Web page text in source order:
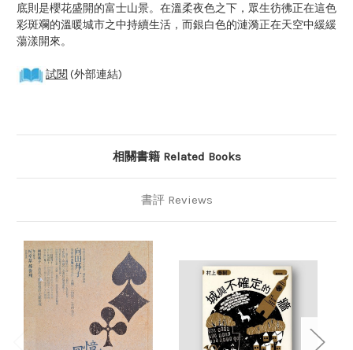
底則是櫻花盛開的富士山景。在溫柔夜色之下，眾生彷彿正在這色
彩斑斕的溫暖城市之中持續生活，而銀白色的漣漪正在天空中緩緩
蕩漾開來。
試閱 (外部連結)
相關書籍 Related Books
書評 Reviews